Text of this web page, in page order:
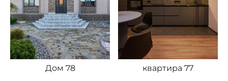
Дом 78 квартира 77